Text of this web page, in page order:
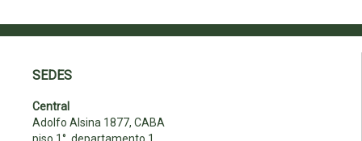
SEDES
Central
Adolfo Alsina 1877, CABA